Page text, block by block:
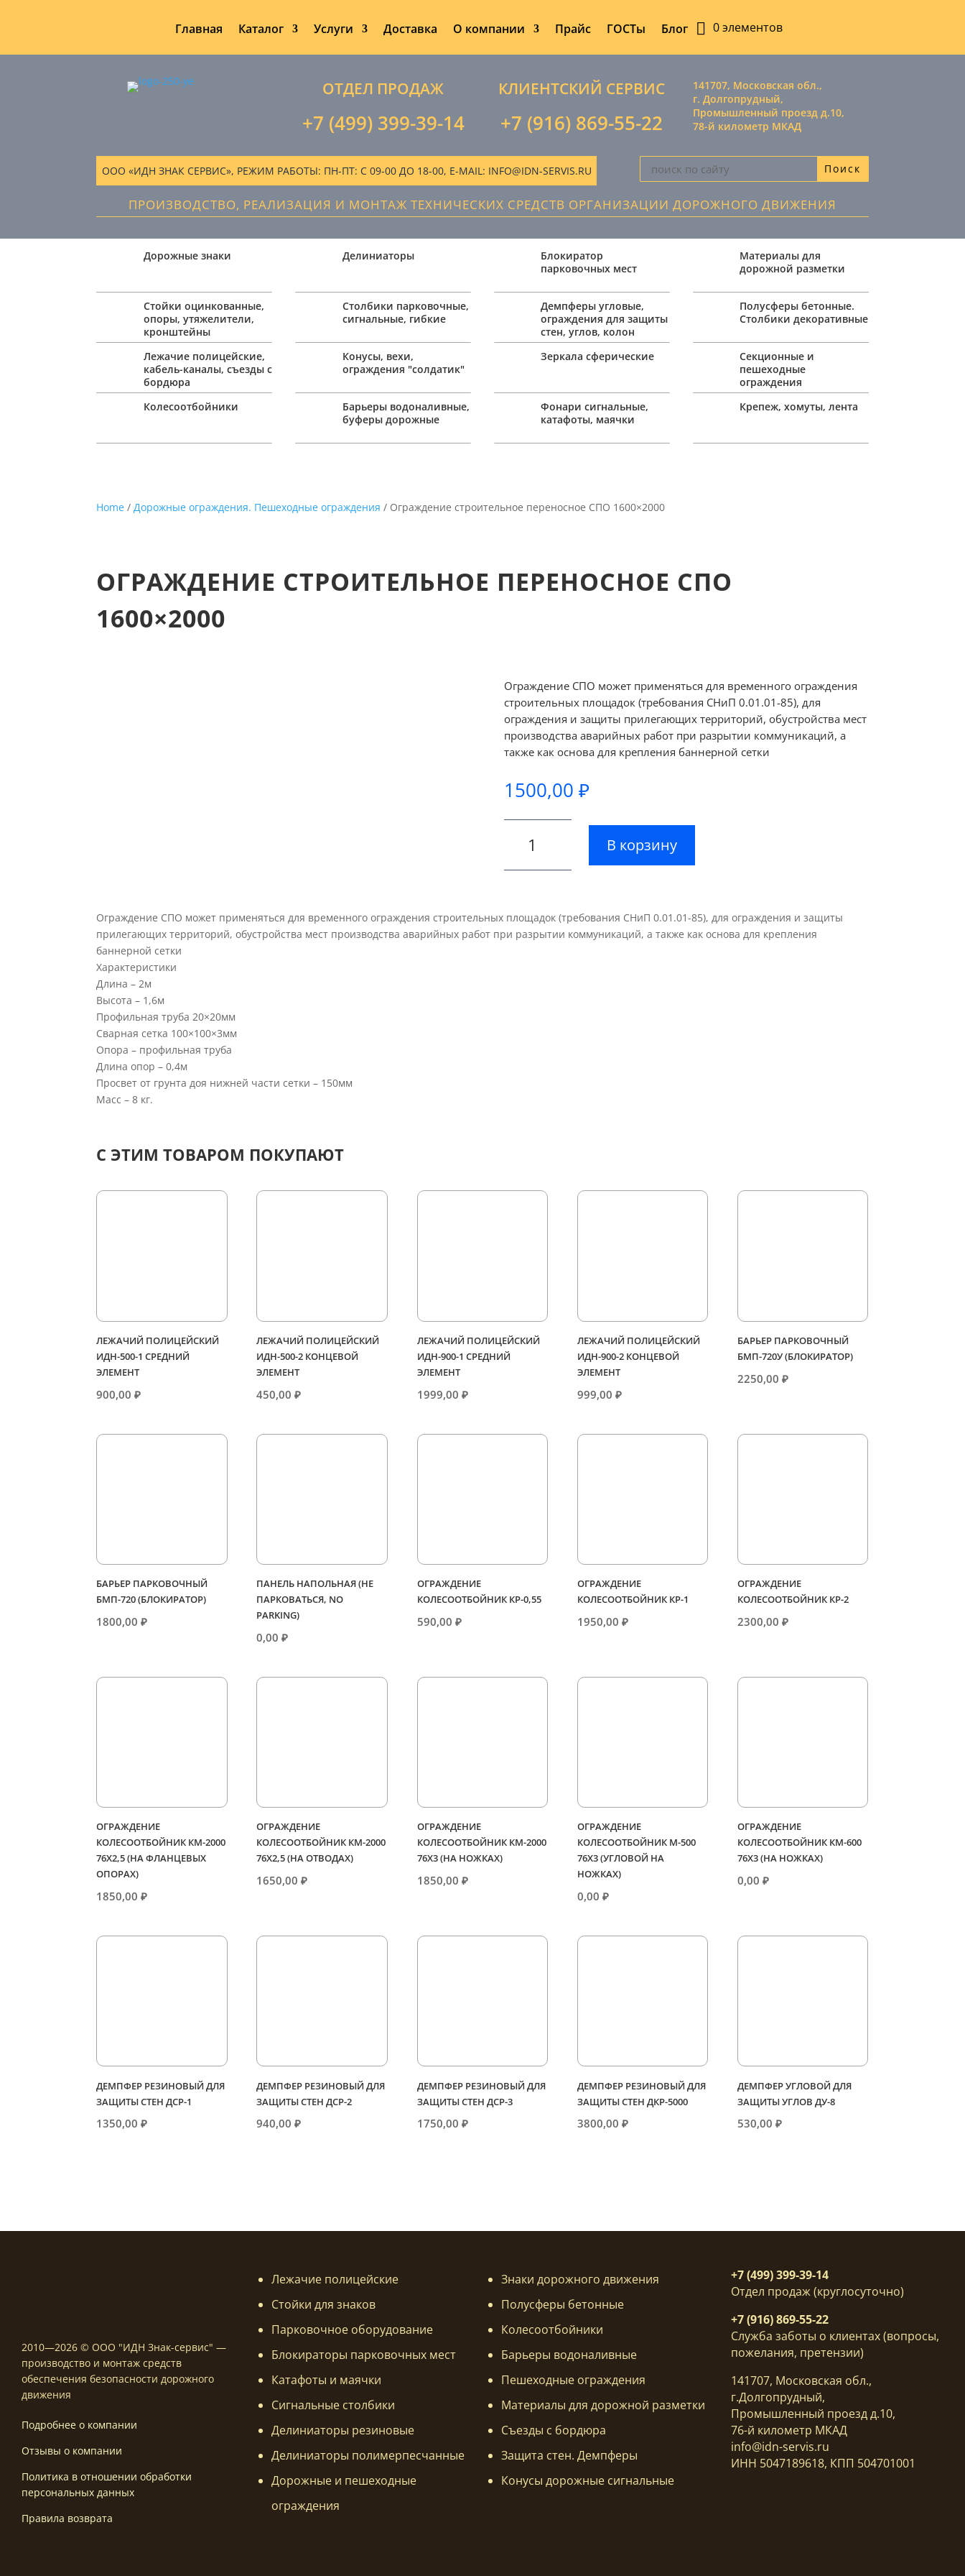
Главная Каталог Услуги Доставка О компании Прайс ГОСТы Блог 0 элементов
ОТДЕЛ ПРОДАЖ
+7 (499) 399-39-14
КЛИЕНТСКИЙ СЕРВИС
+7 (916) 869-55-22
141707, Московская обл.,
г. Долгопрудный,
Промышленный проезд д.10,
78-й километр МКАД
ООО «ИДН ЗНАК СЕРВИС», РЕЖИМ РАБОТЫ: ПН-ПТ: С 09-00 ДО 18-00, E-MAIL: INFO@IDN-SERVIS.RU
ПРОИЗВОДСТВО, РЕАЛИЗАЦИЯ И МОНТАЖ ТЕХНИЧЕСКИХ СРЕДСТВ ОРГАНИЗАЦИИ ДОРОЖНОГО ДВИЖЕНИЯ
Дорожные знаки
Стойки оцинкованные,
опоры, утяжелители,
кронштейны
Лежачие полицейские,
кабель-каналы, съезды с
бордюра
Колесоотбойники
Делиниаторы
Столбики парковочные,
сигнальные, гибкие
Конусы, вехи,
ограждения "солдатик"
Барьеры водоналивные,
буферы дорожные
Блокиратор
парковочных мест
Демпферы угловые,
ограждения для защиты
стен, углов, колон
Зеркала сферические
Фонари сигнальные,
катафоты, маячки
Материалы для
дорожной разметки
Полусферы бетонные.
Столбики декоративные
Секционные и
пешеходные
ограждения
Крепеж, хомуты, лента
Home / Дорожные ограждения. Пешеходные ограждения / Ограждение строительное переносное СПО 1600×2000
ОГРАЖДЕНИЕ СТРОИТЕЛЬНОЕ ПЕРЕНОСНОЕ СПО
1600×2000
Ограждение СПО может применяться для временного ограждения
строительных площадок (требования СНиП 0.01.01-85), для
ограждения и защиты прилегающих территорий, обустройства мест
производства аварийных работ при разрытии коммуникаций, а
также как основа для крепления баннерной сетки
1500,00 ₽
товара
1600×2000
В корзину
Ограждение СПО может применяться для временного ограждения строительных площадок (требования СНиП 0.01.01-85), для ограждения и защиты
прилегающих территорий, обустройства мест производства аварийных работ при разрытии коммуникаций, а также как основа для крепления
баннерной сетки
Характеристики
Длина – 2м
Высота – 1,6м
Профильная труба 20×20мм
Сварная сетка 100×100×3мм
Опора – профильная труба
Длина опор – 0,4м
Просвет от грунта доя нижней части сетки – 150мм
Масс – 8 кг.
С ЭТИМ ТОВАРОМ ПОКУПАЮТ
ЛЕЖАЧИЙ ПОЛИЦЕЙСКИЙ
ИДН-500-1 СРЕДНИЙ
ЭЛЕМЕНТ
900,00₽
ЛЕЖАЧИЙ ПОЛИЦЕЙСКИЙ
ИДН-500-2 КОНЦЕВОЙ
ЭЛЕМЕНТ
450,00₽
ЛЕЖАЧИЙ ПОЛИЦЕЙСКИЙ
ИДН-900-1 СРЕДНИЙ
ЭЛЕМЕНТ
1999,00 ₽
ЛЕЖАЧИЙ ПОЛИЦЕЙСКИЙ
ИДН-900-2 КОНЦЕВОЙ
ЭЛЕМЕНТ
999,00 ₽
БАРЬЕР ПАРКОВОЧНЫЙ
БМП-720У (БЛОКИРАТОР)
2250,00 ₽
БАРЬЕР ПАРКОВОЧНЫЙ
БМП-720 (БЛОКИРАТОР)
1800,00₽
ПАНЕЛЬ НАПОЛЬНАЯ (НЕ
ПАРКОВАТЬСЯ, NO
PARKING)
0,00₽
ОГРАЖДЕНИЕ
КОЛЕСООТБОЙНИК КР-0,55
590,00 ₽
ОГРАЖДЕНИЕ
КОЛЕСООТБОЙНИК КР-1
1950,00 ₽
ОГРАЖДЕНИЕ
КОЛЕСООТБОЙНИК КР-2
2300,00 ₽
ОГРАЖДЕНИЕ
КОЛЕСООТБОЙНИК КМ-2000
76Х2,5 (НА ФЛАНЦЕВЫХ
ОПОРАХ)
1850,00₽
ОГРАЖДЕНИЕ
КОЛЕСООТБОЙНИК КМ-2000
76Х2,5 (НА ОТВОДАХ)
1650,00₽
ОГРАЖДЕНИЕ
КОЛЕСООТБОЙНИК КМ-2000
76Х3 (НА НОЖКАХ)
1850,00 ₽
ОГРАЖДЕНИЕ
КОЛЕСООТБОЙНИК М-500
76Х3 (УГЛОВОЙ НА
НОЖКАХ)
0,00 ₽
ОГРАЖДЕНИЕ
КОЛЕСООТБОЙНИК КМ-600
76Х3 (НА НОЖКАХ)
0,00 ₽
ДЕМПФЕР РЕЗИНОВЫЙ ДЛЯ
ЗАЩИТЫ СТЕН ДСР-1
1350,00₽
ДЕМПФЕР РЕЗИНОВЫЙ ДЛЯ
ЗАЩИТЫ СТЕН ДСР-2
940,00₽
ДЕМПФЕР РЕЗИНОВЫЙ ДЛЯ
ЗАЩИТЫ СТЕН ДСР-3
1750,00 ₽
ДЕМПФЕР РЕЗИНОВЫЙ ДЛЯ
ЗАЩИТЫ СТЕН ДКР-5000
3800,00 ₽
ДЕМПФЕР УГЛОВОЙ ДЛЯ
ЗАЩИТЫ УГЛОВ ДУ-8
530,00 ₽
2010—2026 © ООО "ИДН Знак-сервис" —
производство и монтаж средств
обеспечения безопасности дорожного
движения
Подробнее о компании
Отзывы о компании
Политика в отношении обработки
персональных данных
Правила возврата
Лежачие полицейские
Стойки для знаков
Парковочное оборудование
Блокираторы парковочных мест
Катафоты и маячки
Сигнальные столбики
Делиниаторы резиновые
Делиниаторы полимерпесчанные
Дорожные и пешеходные
ограждения
Знаки дорожного движения
Полусферы бетонные
Колесоотбойники
Барьеры водоналивные
Пешеходные ограждения
Материалы для дорожной разметки
Съезды с бордюра
Защита стен. Демпферы
Конусы дорожные сигнальные
+7 (499) 399-39-14
Отдел продаж (круглосуточно)
+7 (916) 869-55-22
Служба заботы о клиентах (вопросы,
пожелания, претензии)
141707, Московская обл.,
г.Долгопрудный,
Промышленный проезд д.10,
76-й километр МКАД
info@idn-servis.ru
ИНН 5047189618, КПП 504701001